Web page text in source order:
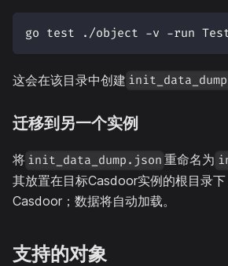
go test ./object -v -run
这会在该目录中创建
迁移到另一个实例
将 init_data_dump.json 重命名为
其放置在目标Casdoor实例的根目录
Casdoor；数据将自动加载。
支持的对象